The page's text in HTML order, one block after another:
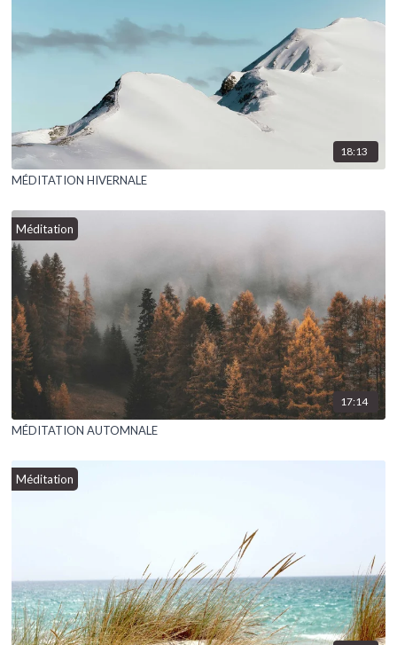
18:13
MÉDITATION HIVERNALE
Méditation
17:14
MÉDITATION AUTOMNALE
Méditation